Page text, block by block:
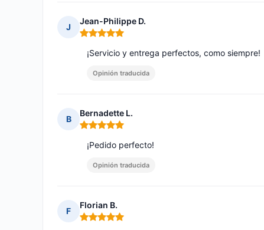
J
Jean-Philippe D.
Nota: 5 de 5
¡Servicio y entrega perfectos, como siempre!
Opinión traducida
B
Bernadette L.
Nota: 5 de 5
¡Pedido perfecto!
Opinión traducida
F
Florian B.
Nota: 5 de 5